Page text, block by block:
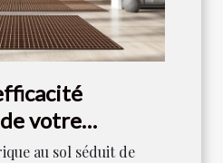
votre
au sol
au sol séduit de